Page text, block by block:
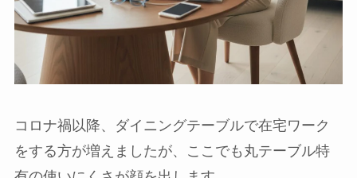
コロナ禍以降、ダイニングテーブルで在宅ワーク
をする方が増えましたが、ここでも丸テーブル特